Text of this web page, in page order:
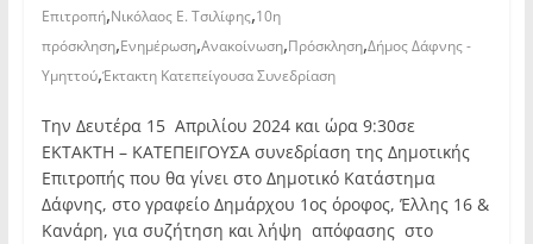
Επιτροπή,Νικόλαος Ε. Τσιλίφης,10η
πρόσκληση,Ενημέρωση,Ανακοίνωση,Πρόσκληση,Δήμος Δάφνης -
Υμηττού,Έκτακτη Κατεπείγουσα Συνεδρίαση
Την Δευτέρα 15 Απριλίου 2024 και ώρα 9:30σε
ΕΚΤΑΚΤΗ – ΚΑΤΕΠΕΙΓΟΥΣΑ συνεδρίαση της Δημοτικής
Επιτροπής που θα γίνει στο Δημοτικό Κατάστημα
Δάφνης, στο γραφείο Δημάρχου 1ος όροφος, Έλλης 16 &
Κανάρη, για συζήτηση και λήψη απόφασης στο